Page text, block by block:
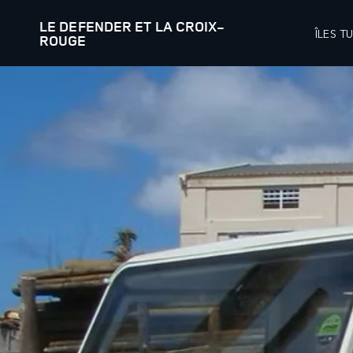
L’UNIVERS DEFENDER
LE DEFENDER ET LA CROIX-
ROUGE ÎLES
RANGE ROVER
DEFENDER
CONFIGUREZ VOTRE VÉHICULE
FLEET AND BUSINESS
PRÉSENTATION
VÉHICULES SPÉCIAUX
VENTES AUX